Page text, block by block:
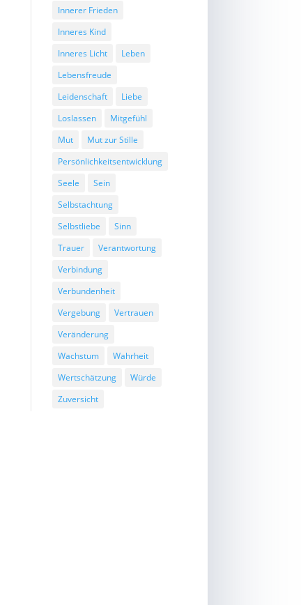
Innerer Frieden
Inneres Kind
Inneres Licht
Leben
Lebensfreude
Leidenschaft
Liebe
Loslassen
Mitgefühl
Mut
Mut zur Stille
Persönlichkeitsentwicklung
Seele
Sein
Selbstachtung
Selbstliebe
Sinn
Trauer
Verantwortung
Verbindung
Verbundenheit
Vergebung
Vertrauen
Veränderung
Wachstum
Wahrheit
Wertschätzung
Würde
Zuversicht